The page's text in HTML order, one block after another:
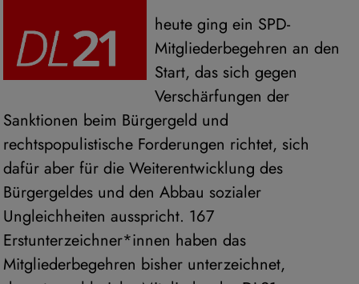
heute ging ein SPD-
Mitgliederbegehren an den
Start, das sich gegen
Verschärfungen der
Sanktionen beim Bürgergeld und
rechtspopulistische Forderungen richtet, sich
dafür aber für die Weiterentwicklung des
Bürgergeldes und den Abbau sozialer
Ungleichheiten ausspricht. 167
Erstunterzeichner*innen haben das
Mitgliederbegehren bisher unterzeichnet,